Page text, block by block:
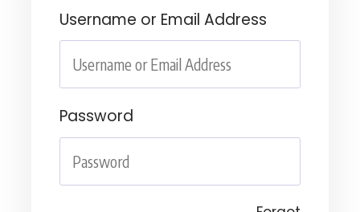
Username or Email Address
Password